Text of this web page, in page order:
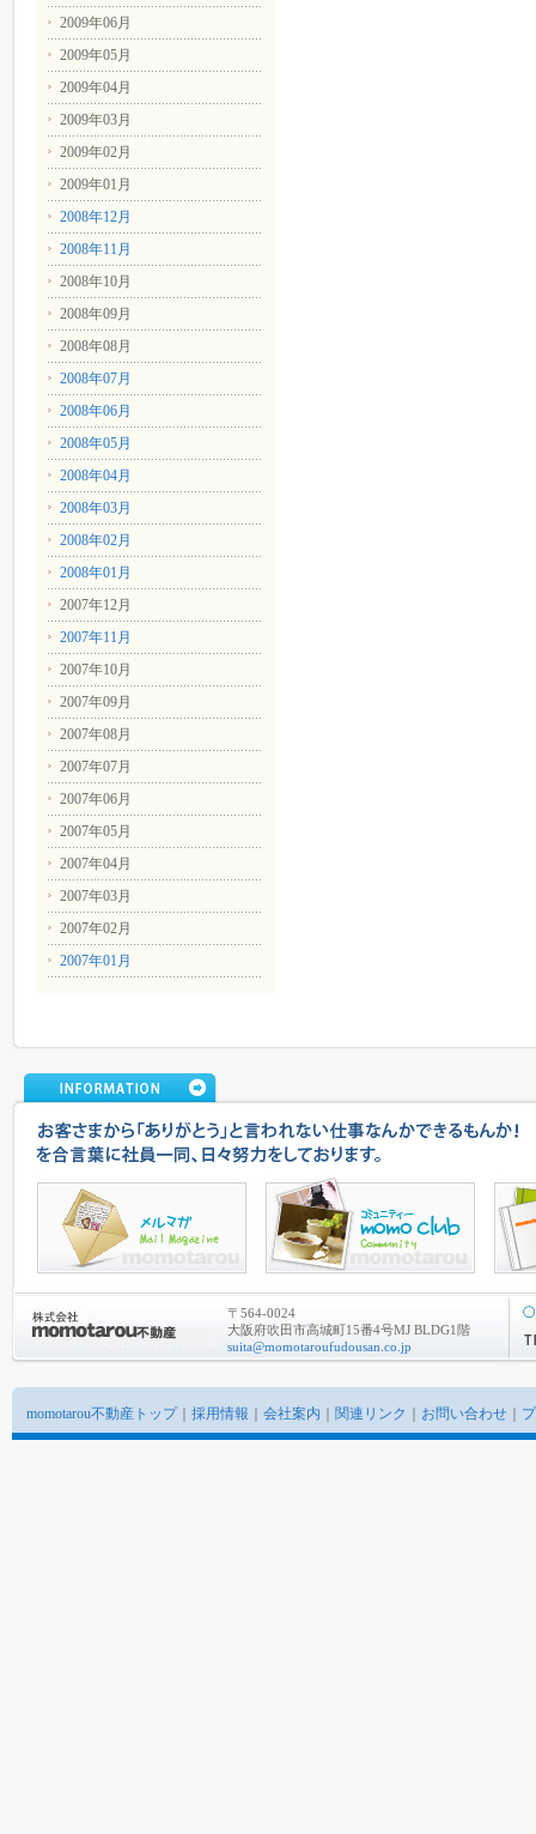
2009年06月
2009年05月
2009年04月
2009年03月
2009年02月
2009年01月
2008年12月
2008年11月
2008年10月
2008年09月
2008年08月
2008年07月
2008年06月
2008年05月
2008年04月
2008年03月
2008年02月
2008年01月
2007年12月
2007年11月
2007年10月
2007年09月
2007年08月
2007年07月
2007年06月
2007年05月
2007年04月
2007年03月
2007年02月
2007年01月
〒564-0024
大阪府吹田市高城町15番4号MJ BLDG1階
suita@momotaroufudousan.co.jp
momotarou不動産トップ｜ 採用情報 会社案内 関連リンク お問い合わせ